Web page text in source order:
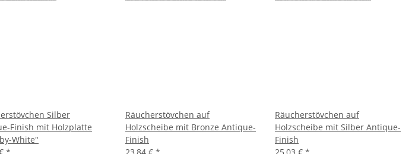
Silber
Finish mit Holzplatte
White"
Räucherstövchen auf
Holzscheibe mit Bronze Antique-
Finish
Räucherstövchen auf
Holzscheibe mit Silber Antique-
Finish